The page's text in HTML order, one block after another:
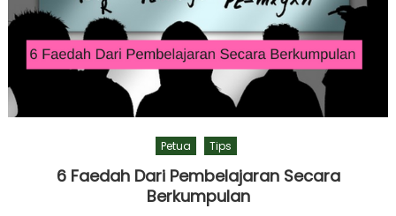
Petua Tips
6 Faedah Dari Pembelajaran Secara
Berkumpulan